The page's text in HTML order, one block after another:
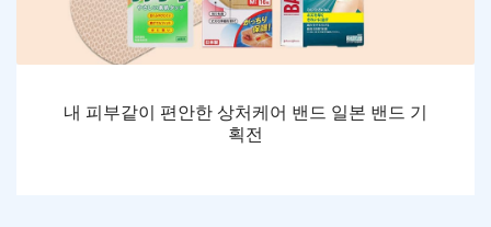
내 피부같이 편안한 상처케어 밴드 일본 밴드 기
획전